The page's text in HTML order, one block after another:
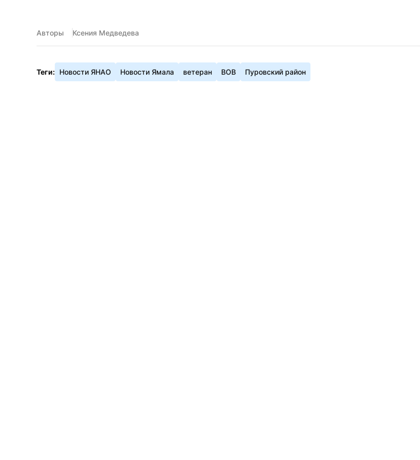
Авторы Ксения Медведева
Теги: Новости ЯНАО Новости Ямала ветеран ВОВ Пуровский район